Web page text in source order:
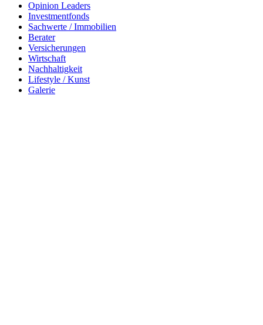
Opinion Leaders
Investmentfonds
Sachwerte / Immobilien
Berater
Versicherungen
Wirtschaft
Nachhaltigkeit
Lifestyle / Kunst
Galerie